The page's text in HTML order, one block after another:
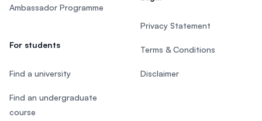
Ambassador Programme
For students
Find a university
Find an undergraduate
course
Privacy Statement
Terms & Conditions
Disclaimer